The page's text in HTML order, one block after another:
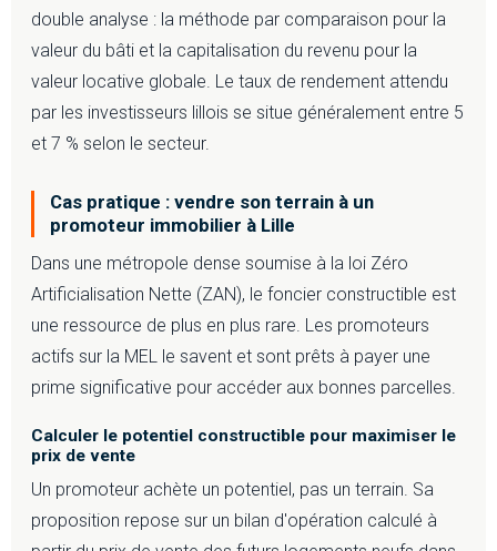
double analyse : la méthode par comparaison pour la
valeur du bâti et la capitalisation du revenu pour la
valeur locative globale. Le taux de rendement attendu
par les investisseurs lillois se situe généralement entre 5
et 7 % selon le secteur.
Cas pratique : vendre son terrain à un
promoteur immobilier à Lille
Dans une métropole dense soumise à la loi Zéro
Artificialisation Nette (ZAN), le foncier constructible est
une ressource de plus en plus rare. Les promoteurs
actifs sur la MEL le savent et sont prêts à payer une
prime significative pour accéder aux bonnes parcelles.
Calculer le potentiel constructible pour maximiser le
prix de vente
Un promoteur achète un potentiel, pas un terrain. Sa
proposition repose sur un bilan d'opération calculé à